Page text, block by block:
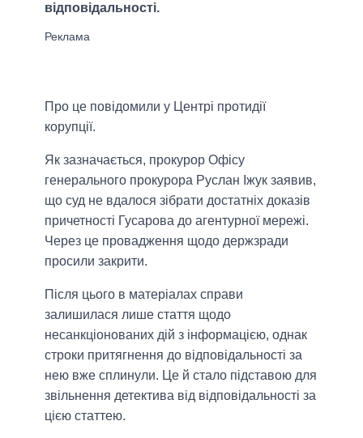
відповідальності.
Про це повідомили у Центрі протидії
корупції.
Як зазначається, прокурор Офісу
генерального прокурора Руслан Іжук заявив,
що суд не вдалося зібрати достатніх доказів
причетності Гусарова до агентурної мережі.
Через це провадження щодо держзради
просили закрити.
Після цього в матеріалах справи
залишилася лише стаття щодо
несанкціонованих дій з інформацією, однак
строки притягнення до відповідальності за
нею вже сплинули. Це й стало підставою для
звільнення детектива від відповідальності за
цією статтею.